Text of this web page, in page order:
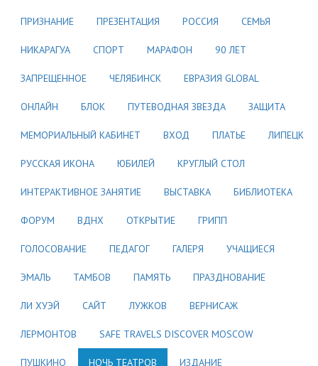
ПРИЗНАНИЕ ПРЕЗЕНТАЦИЯ РОССИЯ СЕМЬЯ
НИКАРАГУА СПОРТ МАРАФОН 90 ЛЕТ
ЗАПРЕЩЕННОЕ ЧЕЛЯБИНСК ЕВРАЗИЯ GLOBAL
ОНЛАЙН БЛОК ПУТЕВОДНАЯ ЗВЕЗДА ЗАЩИТА
МЕМОРИАЛЬНЫЙ КАБИНЕТ ВХОД ПЛАТЬЕ ЛИПЕЦК
РУССКАЯ ИКОНА ЮБИЛЕЙ КРУГЛЫЙ СТОЛ
ИНТЕРАКТИВНОЕ ЗАНЯТИЕ ВЫСТАВКА БИБЛИОТЕКА
ФОРУМ ВДНХ ОТКРЫТИЕ ГРИПП
ГОЛОСОВАНИЕ ПЕДАГОГ ГАЛЕРЯ УЧАЩИЕСЯ
ЭМАЛЬ ТАМБОВ ПАМЯТЬ ПРАЗДНОВАНИЕ
ЛИ ХУЭЙ САЙТ ЛУЖКОВ ВЕРНИСАЖ
ЛЕРМОНТОВ SAFE TRAVELS DISCOVER MOSCOW
ПУШКИНО НОЧЬ ТЕАТРОВ ИЗДАНИЕ